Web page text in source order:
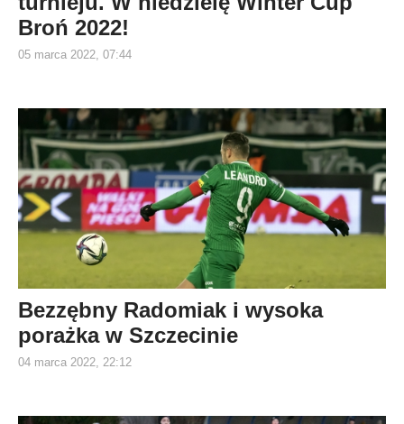
Broń 2022!
05 marca 2022, 07:44
Bezzębny Radomiak i wysoka
porażka w Szczecinie
04 marca 2022, 22:12